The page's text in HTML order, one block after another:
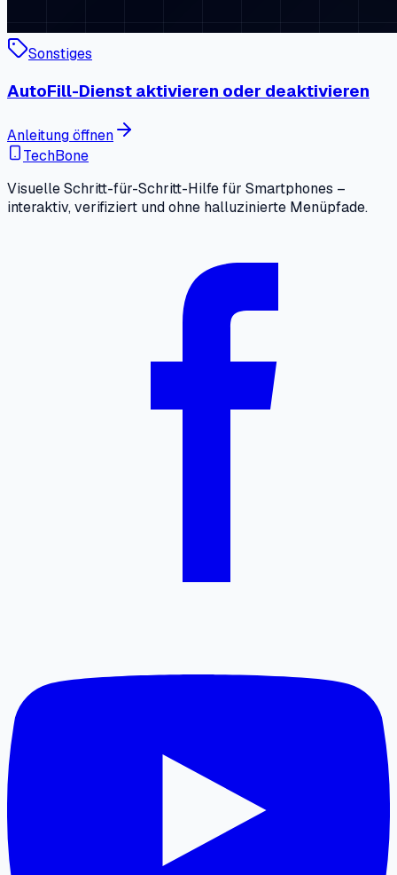
Sonstiges
AutoFill-Dienst aktivieren oder deaktivieren
Anleitung öffnen
TechBone
Visuelle Schritt-für-Schritt-Hilfe für Smartphones –
interaktiv, verifiziert und ohne halluzinierte Menüpfade.